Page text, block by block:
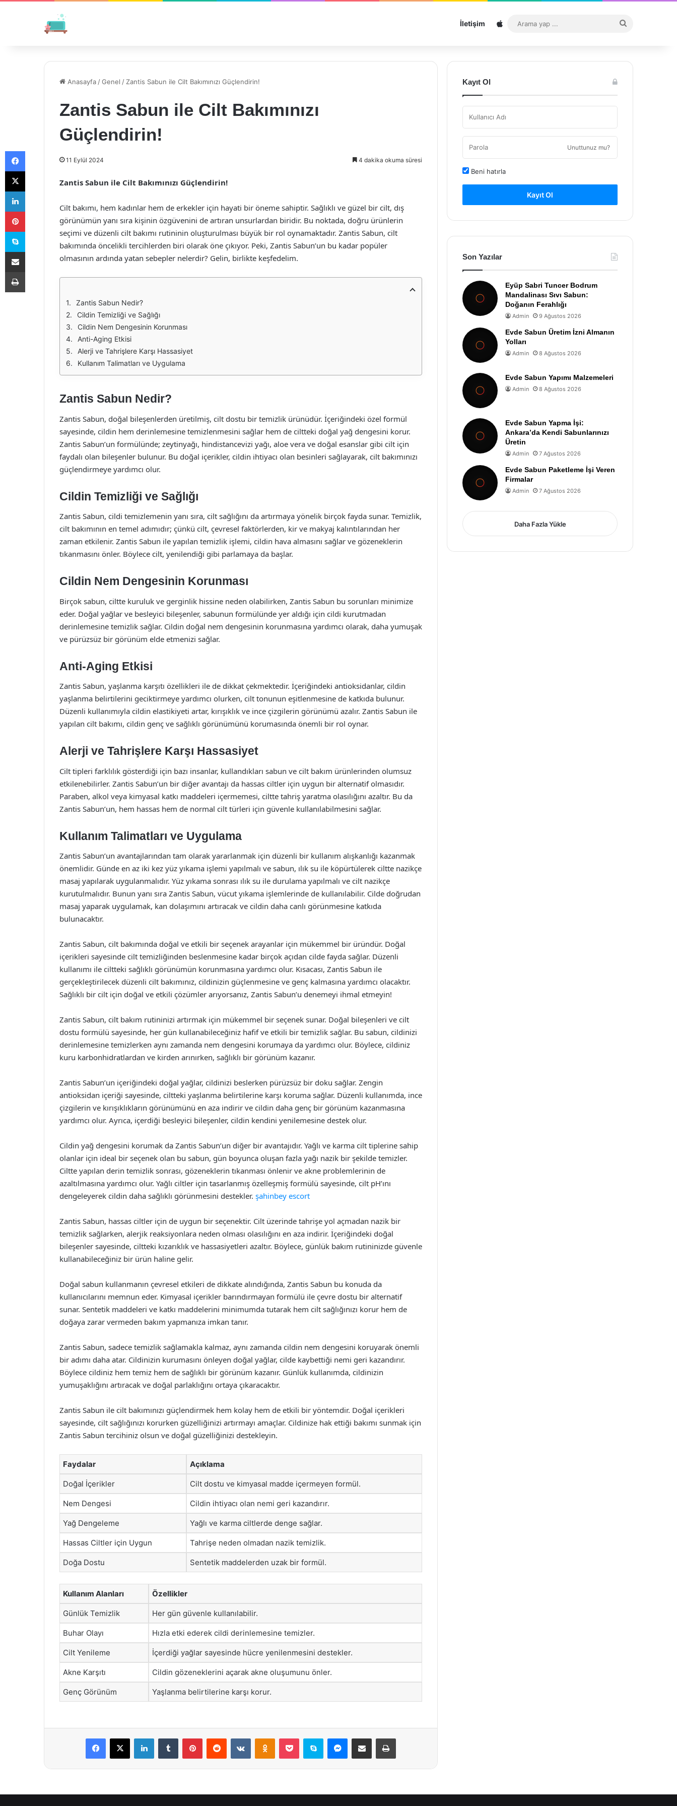
İletişim Sitemap
...
Anasayfa /Genel / Zantis Sabun ile Cilt Bakımınızı Güçlendirin!
Zantis Sabun ile Cilt Bakımınızı
Güçlendirin!
11 Eylül 2024 4 dakika okuma süresi
Zantis Sabun ile Cilt Bakımınızı Güçlendirin!
Cilt bakımı, hem kadınlar hem de erkekler için hayati bir öneme sahiptir. Sağlıklı ve güzel bir cilt, dış
görünümün yanı sıra kişinin özgüvenini de artıran unsurlardan biridir. Bu noktada, doğru ürünlerin
seçimi ve düzenli cilt bakımı rutininin oluşturulması büyük bir rol oynamaktadır. Zantis Sabun, cilt
bakımında öncelikli tercihlerden biri olarak öne çıkıyor. Peki, Zantis Sabun’un bu kadar popüler
olmasının ardında yatan sebepler nelerdir? Gelin, birlikte keşfedelim.
Zantis Sabun Nedir?
Cildin Temizliği ve Sağlığı
Cildin Nem Dengesinin Korunması
Anti-Aging Etkisi
Alerji ve Tahrişlere Karşı Hassasiyet
Kullanım Talimatları ve Uygulama
Zantis Sabun Nedir?
Zantis Sabun, doğal bileşenlerden üretilmiş, cilt dostu bir temizlik ürünüdür. İçeriğindeki özel formül
sayesinde, cildin hem derinlemesine temizlenmesini sağlar hem de ciltteki doğal yağ dengesini korur.
Zantis Sabun’un formülünde; zeytinyağı, hindistancevizi yağı, aloe vera ve doğal esanslar gibi cilt için
faydalı olan bileşenler bulunur. Bu doğal içerikler, cildin ihtiyacı olan besinleri sağlayarak, cilt bakımınızı
güçlendirmeye yardımcı olur.
Cildin Temizliği ve Sağlığı
Zantis Sabun, cildi temizlemenin yanı sıra, cilt sağlığını da artırmaya yönelik birçok fayda sunar. Temizlik,
cilt bakımının en temel adımıdır; çünkü cilt, çevresel faktörlerden, kir ve makyaj kalıntılarından her
zaman etkilenir. Zantis Sabun ile yapılan temizlik işlemi, cildin hava almasını sağlar ve gözeneklerin
tıkanmasını önler. Böylece cilt, yenilendiği gibi parlamaya da başlar.
Cildin Nem Dengesinin Korunması
Birçok sabun, ciltte kuruluk ve gerginlik hissine neden olabilirken, Zantis Sabun bu sorunları minimize
eder. Doğal yağlar ve besleyici bileşenler, sabunun formülünde yer aldığı için cildi kurutmadan
derinlemesine temizlik sağlar. Cildin doğal nem dengesinin korunmasına yardımcı olarak, daha yumuşak
ve pürüzsüz bir görünüm elde etmenizi sağlar.
Anti-Aging Etkisi
Zantis Sabun, yaşlanma karşıtı özellikleri ile de dikkat çekmektedir. İçeriğindeki antioksidanlar, cildin
yaşlanma belirtilerini geciktirmeye yardımcı olurken, cilt tonunun eşitlenmesine de katkıda bulunur.
Düzenli kullanımıyla cildin elastikiyeti artar, kırışıklık ve ince çizgilerin görünümü azalır. Zantis Sabun ile
yapılan cilt bakımı, cildin genç ve sağlıklı görünümünü korumasında önemli bir rol oynar.
Alerji ve Tahrişlere Karşı Hassasiyet
Cilt tipleri farklılık gösterdiği için bazı insanlar, kullandıkları sabun ve cilt bakım ürünlerinden olumsuz
etkilenebilirler. Zantis Sabun’un bir diğer avantajı da hassas ciltler için uygun bir alternatif olmasıdır.
Paraben, alkol veya kimyasal katkı maddeleri içermemesi, ciltte tahriş yaratma olasılığını azaltır. Bu da
Zantis Sabun’un, hem hassas hem de normal cilt türleri için güvenle kullanılabilmesini sağlar.
Kullanım Talimatları ve Uygulama
Zantis Sabun’un avantajlarından tam olarak yararlanmak için düzenli bir kullanım alışkanlığı kazanmak
önemlidir. Günde en az iki kez yüz yıkama işlemi yapılmalı ve sabun, ılık su ile köpürtülerek ciltte nazikçe
masaj yapılarak uygulanmalıdır. Yüz yıkama sonrası ılık su ile durulama yapılmalı ve cilt nazikçe
kurutulmalıdır. Bunun yanı sıra Zantis Sabun, vücut yıkama işlemlerinde de kullanılabilir. Cilde doğrudan
masaj yaparak uygulamak, kan dolaşımını artıracak ve cildin daha canlı görünmesine katkıda
bulunacaktır.
Zantis Sabun, cilt bakımında doğal ve etkili bir seçenek arayanlar için mükemmel bir üründür. Doğal
içerikleri sayesinde cilt temizliğinden beslenmesine kadar birçok açıdan cilde fayda sağlar. Düzenli
kullanımı ile ciltteki sağlıklı görünümün korunmasına yardımcı olur. Kısacası, Zantis Sabun ile
gerçekleştirilecek düzenli cilt bakımınız, cildinizin güçlenmesine ve genç kalmasına yardımcı olacaktır.
Sağlıklı bir cilt için doğal ve etkili çözümler arıyorsanız, Zantis Sabun’u denemeyi ihmal etmeyin!
Zantis Sabun, cilt bakım rutininizi artırmak için mükemmel bir seçenek sunar. Doğal bileşenleri ve cilt
dostu formülü sayesinde, her gün kullanabileceğiniz hafif ve etkili bir temizlik sağlar. Bu sabun, cildinizi
derinlemesine temizlerken aynı zamanda nem dengesini korumaya da yardımcı olur. Böylece, cildiniz
kuru karbonhidratlardan ve kirden arınırken, sağlıklı bir görünüm kazanır.
Zantis Sabun’un içeriğindeki doğal yağlar, cildinizi beslerken pürüzsüz bir doku sağlar. Zengin
antioksidan içeriği sayesinde, ciltteki yaşlanma belirtilerine karşı koruma sağlar. Düzenli kullanımda, ince
çizgilerin ve kırışıklıkların görünümünü en aza indirir ve cildin daha genç bir görünüm kazanmasına
yardımcı olur. Ayrıca, içerdiği besleyici bileşenler, cildin kendini yenilemesine destek olur.
Cildin yağ dengesini korumak da Zantis Sabun’un diğer bir avantajıdır. Yağlı ve karma cilt tiplerine sahip
olanlar için ideal bir seçenek olan bu sabun, gün boyunca oluşan fazla yağı nazik bir şekilde temizler.
Ciltte yapılan derin temizlik sonrası, gözeneklerin tıkanması önlenir ve akne problemlerinin de
azaltılmasına yardımcı olur. Yağlı ciltler için tasarlanmış özelleşmiş formülü sayesinde, cilt pH’ını
dengeleyerek cildin daha sağlıklı görünmesini destekler. şahinbey escort
Zantis Sabun, hassas ciltler için de uygun bir seçenektir. Cilt üzerinde tahrişe yol açmadan nazik bir
temizlik sağlarken, alerjik reaksiyonlara neden olması olasılığını en aza indirir. İçeriğindeki doğal
bileşenler sayesinde, ciltteki kızarıklık ve hassasiyetleri azaltır. Böylece, günlük bakım rutininizde güvenle
kullanabileceğiniz bir ürün haline gelir.
Doğal sabun kullanmanın çevresel etkileri de dikkate alındığında, Zantis Sabun bu konuda da
kullanıcılarını memnun eder. Kimyasal içerikler barındırmayan formülü ile çevre dostu bir alternatif
sunar. Sentetik maddeleri ve katkı maddelerini minimumda tutarak hem cilt sağlığınızı korur hem de
doğaya zarar vermeden bakım yapmanıza imkan tanır.
Zantis Sabun, sadece temizlik sağlamakla kalmaz, aynı zamanda cildin nem dengesini koruyarak önemli
bir adımı daha atar. Cildinizin kurumasını önleyen doğal yağlar, cilde kaybettiği nemi geri kazandırır.
Böylece cildiniz hem temiz hem de sağlıklı bir görünüm kazanır. Günlük kullanımda, cildinizin
yumuşaklığını artıracak ve doğal parlaklığını ortaya çıkaracaktır.
Zantis Sabun ile cilt bakımınızı güçlendirmek hem kolay hem de etkili bir yöntemdir. Doğal içerikleri
sayesinde, cilt sağlığınızı korurken güzelliğinizi artırmayı amaçlar. Cildinize hak ettiği bakımı sunmak için
Zantis Sabun tercihiniz olsun ve doğal güzelliğinizi destekleyin.
Faydalar Açıklama
Doğal İçerikler Cilt dostu ve kimyasal madde içermeyen formül.
Nem Dengesi Cildin ihtiyacı olan nemi geri kazandırır.
Yağ Dengeleme Yağlı ve karma ciltlerde denge sağlar.
Hassas Ciltler için Uygun Tahrişe neden olmadan nazik temizlik.
Doğa Dostu Sentetik maddelerden uzak bir formül.
Kullanım Alanları Özellikler
Günlük Temizlik Her gün güvenle kullanılabilir.
Buhar Olayı Hızla etki ederek cildi derinlemesine temizler.
Cilt Yenileme İçerdiği yağlar sayesinde hücre yenilenmesini destekler.
Akne Karşıtı Cildin gözeneklerini açarak akne oluşumunu önler.
Genç Görünüm Yaşlanma belirtilerine karşı korur.
Facebook
X LinkedInTumblr PinterestReddit VKontakteOdnoklassniki
Pocket Skype Messenger
E-Posta ile paylaş Yazdır
Kayıt Ol
Unuttunuz mu?
Beni hatırla
Kayıt Ol
Son Yazılar
Eyüp Sabri Tuncer Bodrum
Mandalinası Sıvı Sabun:
Doğanın Ferahlığı
Admin 9 Ağustos 2026
Evde Sabun Üretim İzni Almanın
Yolları
Admin 8 Ağustos 2026
Evde Sabun Yapımı Malzemeleri
Admin 8 Ağustos 2026
Evde Sabun Yapma İşi:
Ankara’da Kendi Sabunlarınızı
Üretin
Admin 7 Ağustos 2026
Evde Sabun Paketleme İşi Veren
Firmalar
Admin 7 Ağustos 2026
Daha Fazla Yükle
Facebook
X
LinkedIn
Pinterest
Skype
E-Posta ile paylaş